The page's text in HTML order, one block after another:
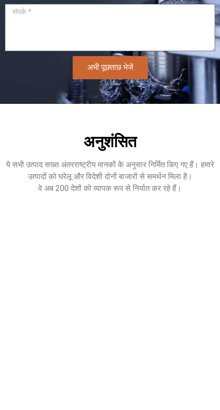
अभी पूछताछ भेजें
अनुशंसित
ये सभी उत्पाद सख्त अंतरराष्ट्रीय मानकों के अनुसार निर्मित किए गए हैं। हमारे
उत्पादों को घरेलू और विदेशी दोनों बाजारों से समर्थन मिला है।
वे अब 200 देशों को व्यापक रूप से निर्यात कर रहे हैं।